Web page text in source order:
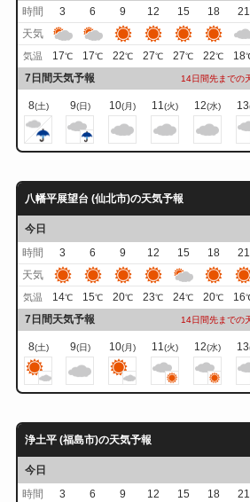
時間 3 6 9 12 15 18 21
天気
気温 17℃ 17℃ 22℃ 27℃ 27℃ 22℃ 18
7日間天気予報 14日間先までの
8(土) 9(日) 10(月) 11 (火) 12(水) 13
八幡平展望台 (仙北市)の天気予報
今日
時間
3 6 9 12 15 18 21
天気
気温 14℃ 15℃ 20℃ 23℃ 24℃ 20℃ 16
7日間天気予報 14日間先までの
8(土) 9(日) 10(月) 11(火) 12(水) 13
浄土平 (福島市)の天気予報
今日
時間
3 6 9 12 15 18 21